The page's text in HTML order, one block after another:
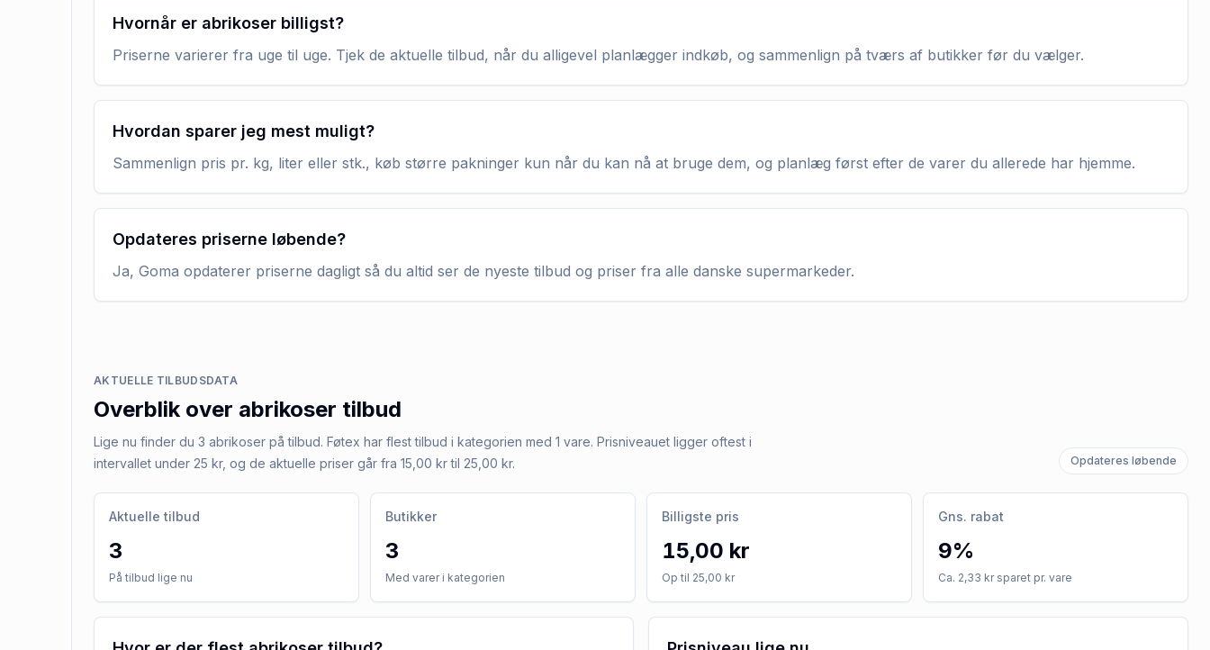
Hvornår er abrikoser billigst?
Priserne varierer fra uge til uge. Tjek de aktuelle tilbud, når du alligevel planlægger indkøb, og sammenlign på tværs af butikker før du vælger.
Hvordan sparer jeg mest muligt?
Sammenlign pris pr. kg, liter eller stk., køb større pakninger kun når du kan nå at bruge dem, og planlæg først efter de varer du allerede har hjemme.
Opdateres priserne løbende?
Ja, Goma opdaterer priserne dagligt så du altid ser de nyeste tilbud og priser fra alle danske supermarkeder.
AKTUELLE TILBUDSDATA
Overblik over abrikoser tilbud
Lige nu finder du 3 abrikoser på tilbud. Føtex har flest tilbud i kategorien med 1 vare. Prisniveauet ligger oftest i
intervallet under 25 kr, og de aktuelle priser går fra 15,00 kr til 25,00 kr.
Opdateres løbende
Aktuelle tilbud
3
På tilbud lige nu
Butikker
3
Med varer i kategorien
Billigste pris
15,00 kr
Op til 25,00 kr
Gns. rabat
9%
Ca. 2,33 kr sparet pr. vare